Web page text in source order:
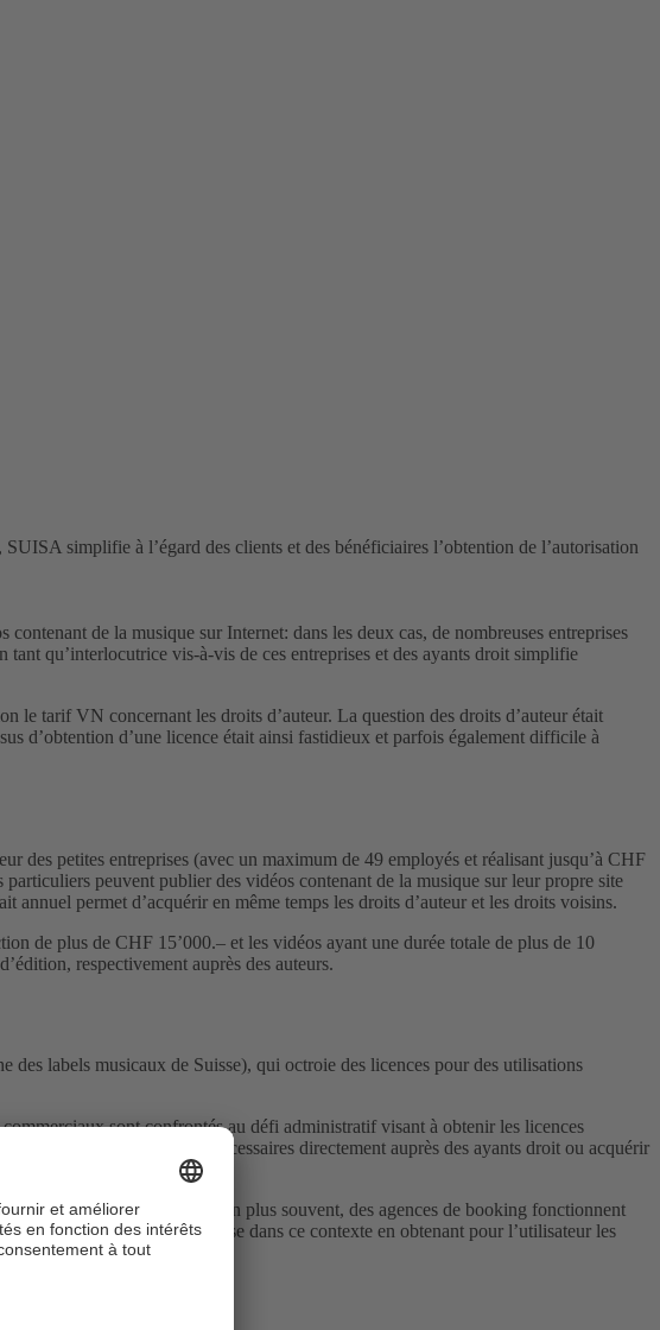
simplifie à l’égard des clients et des bénéficiaires l’obtention de l’autorisation
de la musique sur Internet: dans les deux cas, de nombreuses entreprises
qu’interlocutrice vis-à-vis de ces entreprises et des ayants droit simplifie
le tarif VN concernant les droits d’auteur. La question des droits d’auteur était
d’obtention d’une licence était ainsi fastidieux et parfois également difficile à
des petites entreprises (avec un maximum de 49 employés et réalisant jusqu’à CHF
peuvent publier des vidéos contenant de la musique sur leur propre site
permet d’acquérir en même temps les droits d’auteur et les droits voisins.
de plus de CHF 15’000.– et les vidéos ayant une durée totale de plus de 10
respectivement auprès des auteurs.
des labels musicaux de Suisse), qui octroie des licences pour des utilisations
sont confrontés au défi administratif visant à obtenir les licences
acquérir les droits nécessaires directement auprès des ayants droit ou acquérir
numériques. De plus en plus souvent, des agences de booking fonctionnent
fournir une aide précieuse dans ce contexte en obtenant pour l’utilisateur les